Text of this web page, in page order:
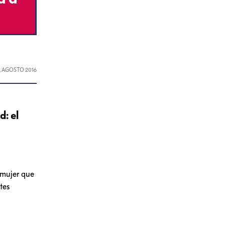
AGOSTO 2016
el
que